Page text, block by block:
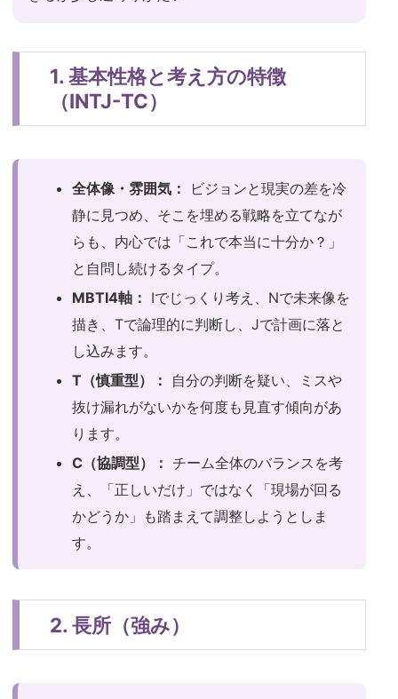
1. 基本性格と考え方の特徴
（INTJ-TC）
全体像・雰囲気：
ビジョンと現実の差を冷
静に見つめ、そこを埋める戦略を立てなが
らも、内心では「これで本当に十分か？」
と自問し続けるタイプ。
MBTI4軸： Iでじっくり考え、Nで未来像を
描き、Tで論理的に判断し、Jで計画に落と
し込みます。
T（慎重型）：
自分の判断を疑い、ミスや
抜け漏れがないかを何度も見直す傾向があ
ります。
C（協調型）： チーム全体のバランスを考
え、「正しいだけ」ではなく「現場が回る
かどうか」も踏まえて調整しようとしま
す。
2. 長所（強み）